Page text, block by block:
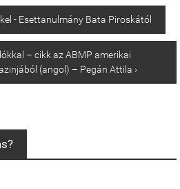
- Esettanulmány Bata Piroskától
– cikk az ABMP amerikai
(angol) – Pegán Attila ›